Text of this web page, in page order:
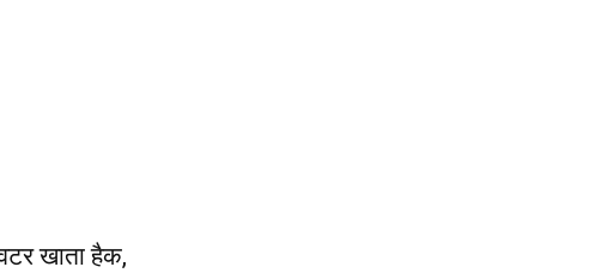
खाता हैक,